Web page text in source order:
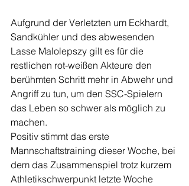
Aufgrund der Verletzten um Eckhardt,
Sandkühler und des abwesenden
Lasse Malolepszy gilt es für die
restlichen rot-weißen Akteure den
berühmten Schritt mehr in Abwehr und
Angriff zu tun, um den SSC-Spielern
das Leben so schwer als möglich zu
machen.
Positiv stimmt das erste
Mannschaftstraining dieser Woche, bei
dem das Zusammenspiel trotz kurzem
Athletikschwerpunkt letzte Woche